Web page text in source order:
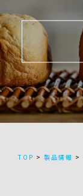
TOP > 製品情報 >